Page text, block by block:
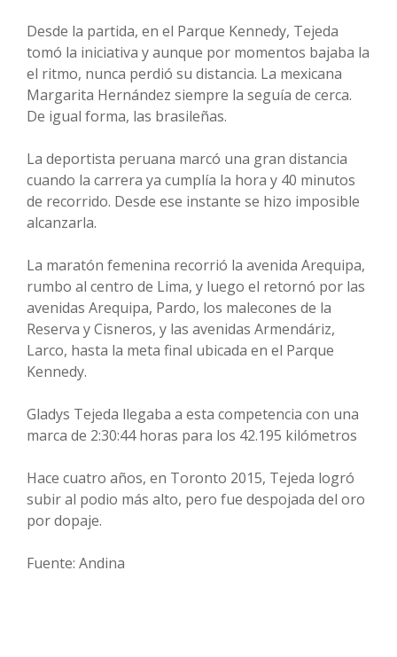
Desde la partida, en el Parque Kennedy, Tejeda
tomó la iniciativa y aunque por momentos bajaba la
el ritmo, nunca perdió su distancia. La mexicana
Margarita Hernández siempre la seguía de cerca.
De igual forma, las brasileñas.
La deportista peruana marcó una gran distancia
cuando la carrera ya cumplía la hora y 40 minutos
de recorrido. Desde ese instante se hizo imposible
alcanzarla.
La maratón femenina recorrió la avenida Arequipa,
rumbo al centro de Lima, y luego el retornó por las
avenidas Arequipa, Pardo, los malecones de la
Reserva y Cisneros, y las avenidas Armendáriz,
Larco, hasta la meta final ubicada en el Parque
Kennedy.
Gladys Tejeda llegaba a esta competencia con una
marca de 2:30:44 horas para los 42.195 kilómetros
Hace cuatro años, en Toronto 2015, Tejeda logró
subir al podio más alto, pero fue despojada del oro
por dopaje.
Fuente: Andina